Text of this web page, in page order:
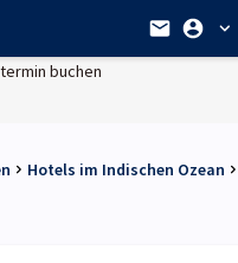
Ein Unternehmen der
Hotels im Indischen Ozean